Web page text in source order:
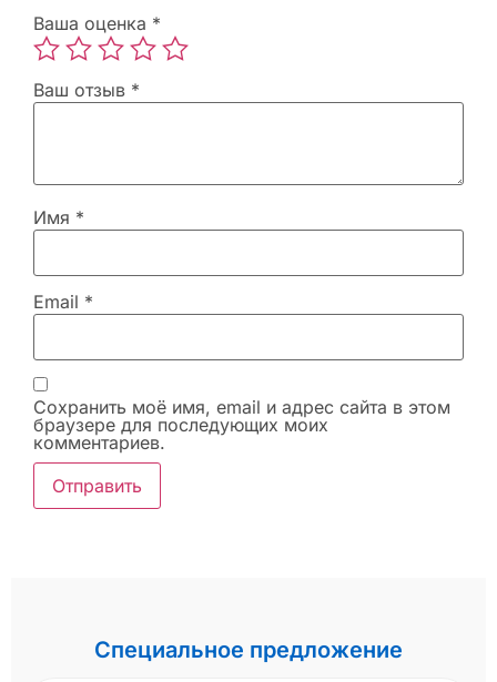
Ваша оценка *
Ваш отзыв *
Имя *
Email *
Сохранить моё имя, email и адрес сайта в этом
браузере для последующих моих
комментариев.
Специальное предложение